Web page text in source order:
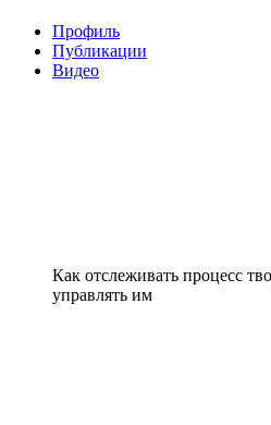
Профиль
Публикации
Видео
Как отслеживать процесс
управлять им